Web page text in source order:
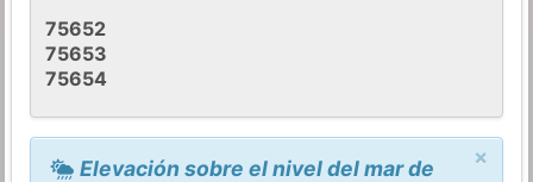
75652
75653
75654
×
Elevación sobre el nivel del mar de